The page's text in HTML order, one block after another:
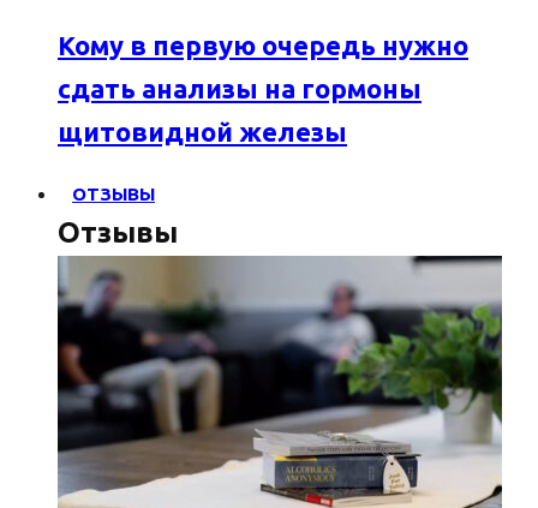
Кому в первую очередь нужно
сдать анализы на гормоны
щитовидной железы
ОТЗЫВЫ
Отзывы